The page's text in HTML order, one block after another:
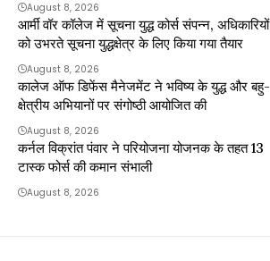
August 8, 2026
आर्मी वॉर कॉलेज में सूचना युद्ध कोर्स संपन्न, अधिकारियों
को उभरते सूचना युद्धक्षेत्र के लिए किया गया तैयार
August 8, 2026
कालेज ऑफ डिफेंस मैनेजमेंट ने भविष्य के युद्ध और बहु-
क्षेत्रीय अभियानों पर संगोष्ठी आयोजित की
August 8, 2026
कर्नल विक्रांत पंवार ने परियोजना योजनक के तहत 13
टास्क फोर्स की कमान संभाली
August 8, 2026